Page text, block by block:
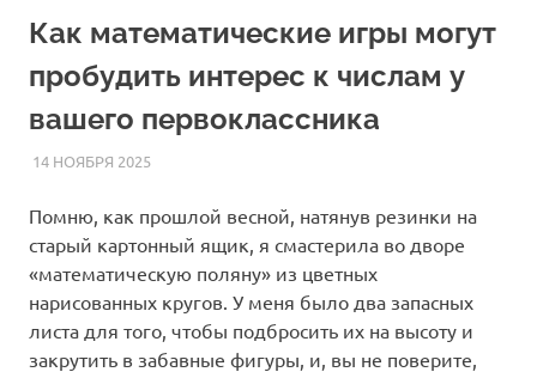
Как математические игры могут
пробудить интерес к числам у
вашего первоклассника
14 НОЯБРЯ 2025HOMELESSONS
СТАТЬИ
Помню, как прошлой весной, натянув резинки на
старый картонный ящик, я смастерила во дворе
«математическую поляну» из цветных
нарисованных кругов. У меня было два запасных
листа для того, чтобы подбросить их на высоту и
закрутить в забавные фигуры, и, вы не поверите,